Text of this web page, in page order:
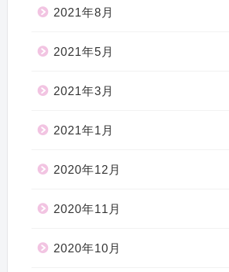
2021年8月
2021年5月
2021年3月
2021年1月
2020年12月
2020年11月
2020年10月